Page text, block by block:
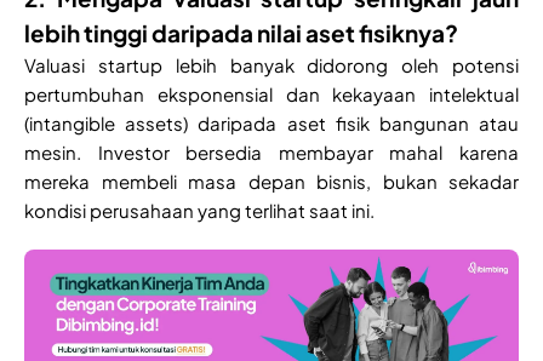
lebih tinggi daripada nilai aset fisiknya?
Valuasi startup lebih banyak didorong oleh potensi
pertumbuhan eksponensial dan kekayaan intelektual
(intangible assets) daripada aset fisik bangunan atau
mesin. Investor bersedia membayar mahal karena
mereka membeli masa depan bisnis, bukan sekadar
kondisi perusahaan yang terlihat saat ini.